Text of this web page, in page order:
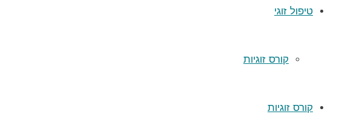
טיפול זוגי
קורס זוגיות
קורס זוגיות